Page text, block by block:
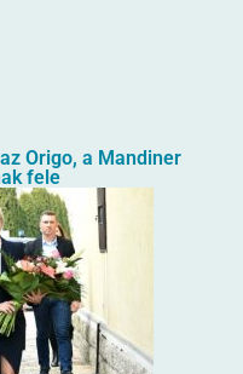
Origo, a Mandiner
fele